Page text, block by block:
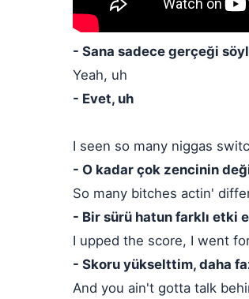
- Sana sadece gerçeği
Yeah, uh
- Evet, uh
I seen so many niggas
- O kadar çok zencinin
So many bitches actin'
- Bir sürü hatun farklı etki
I upped the score, I went
- Skoru yükselttim, daha
And you ain't gotta talk